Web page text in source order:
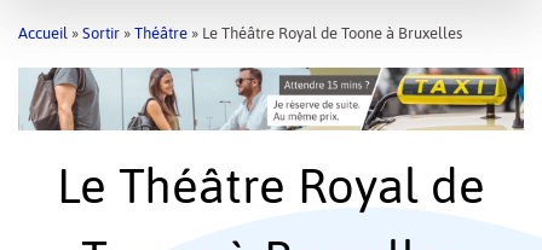
Accueil » Sortir » Théâtre » Le Théâtre Royal de Toone à Bruxelles
Le Théâtre Royal de